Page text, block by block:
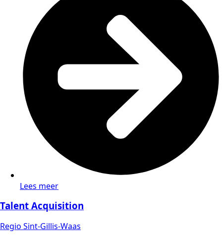
Lees meer
Talent Acquisition
Regio Sint-Gillis-Waas